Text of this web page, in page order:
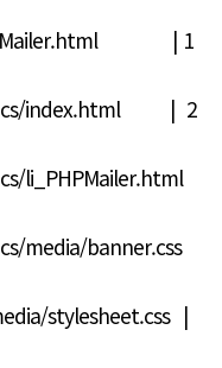
| 1
index.html | 2
li_PHPMailer.html
media/banner.css
stylesheet.css |